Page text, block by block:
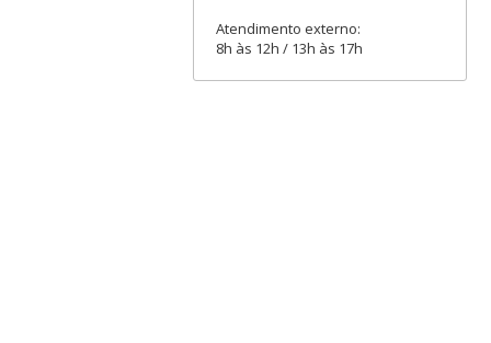
Atendimento externo:
8h às 12h / 13h às 17h